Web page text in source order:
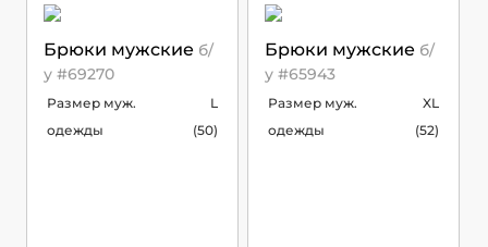
Брюки мужские б/
у #69270
Размер муж.
одежды
L
(50)
Брюки мужские б/
у #65943
Размер муж.
одежды
XL
(52)